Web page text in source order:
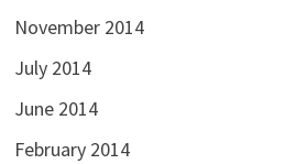
November 2014
July 2014
June 2014
February 2014